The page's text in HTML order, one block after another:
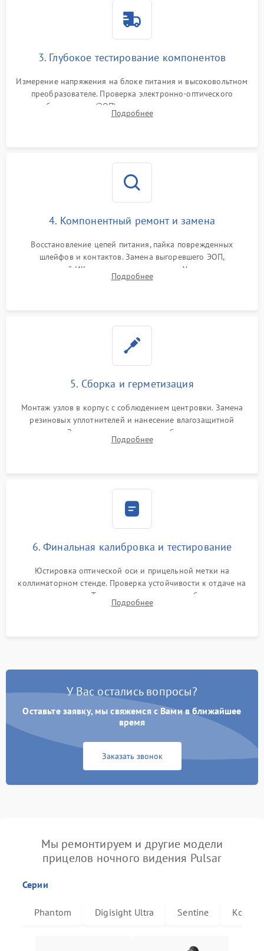
3. Глубокое тестирование компонентов
Измерение напряжения на блоке питания и высоковольтном
преобразователе. Проверка электронно-оптического
преобразователя (ЭОП) на стенде на предмет эмиссии,
шумов и засветок. Диагностика микросхем цифровых
Подробнее
4. Компонентный ремонт и замена
Восстановление цепей питания, пайка поврежденных
шлейфов и контактов. Замена выгоревшего ЭОП,
неисправной ИК-подсветки или матрицы. Ультразвуковая
очистка плат и удаление загрязнений с линз объектива и
Подробнее
5. Сборка и герметизация
Монтаж узлов в корпус с соблюдением центровки. Замена
резиновых уплотнителей и нанесение влагозащитной
смазки. Заполнение внутреннего объема прицела
осушенным азотом для предотвращения запотевания оптики
Подробнее
6. Финальная калибровка и тестирование
Юстировка оптической оси и прицельной метки на
коллиматорном стенде. Проверка устойчивости к отдаче на
ударном стенде. Тестирование качества изображения в
темноте, дальности обнаружения и корректной работы всех
Подробнее
У Вас остались вопросы?
Оставьте заявку, мы свяжемся с Вами в ближайшее
время
Заказать звонок
Мы ремонтируем и другие модели
прицелов ночного видения Pulsar
Серии
Phantom Digisight Ultra Sentine Комбат